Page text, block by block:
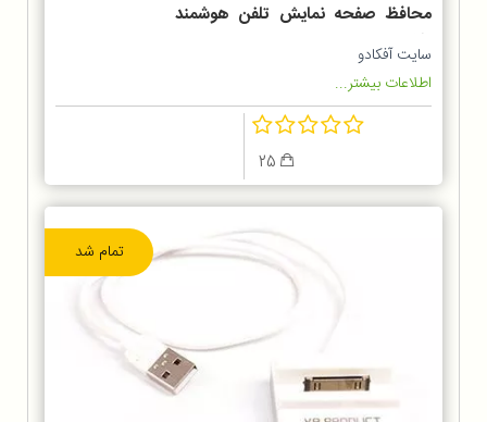
محافظ صفحه نمایش تلفن هوشمند
SAMSUNG GALAXY A30
سایت آفکادو
اطلاعات بیشتر...
تمام شد